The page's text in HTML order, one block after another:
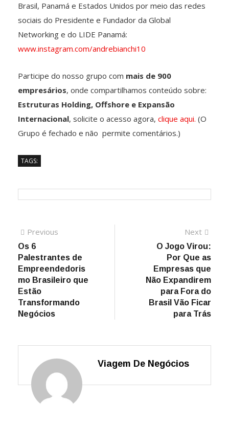
Brasil, Panamá e Estados Unidos por meio das redes
sociais do Presidente e Fundador da Global
Networking e do LIDE Panamá:
www.instagram.com/andrebianchi10
Participe do nosso grupo com mais de 900
empresários, onde compartilhamos conteúdo sobre:
Estruturas Holding, Offshore e Expansão
Internacional, solicite o acesso agora, clique aqui. (O
Grupo é fechado e não permite comentários.)
TAGS:
Previous
Os 6
Palestrantes de
Empreendedoris
mo Brasileiro que
Estão
Transformando
Negócios
Next
O Jogo Virou:
Por Que as
Empresas que
Não Expandirem
para Fora do
Brasil Vão Ficar
para Trás
Viagem De Negócios